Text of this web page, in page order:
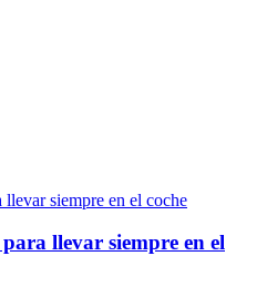
llevar siempre en el